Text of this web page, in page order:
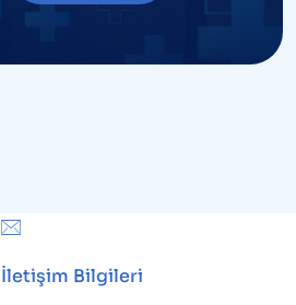
İletişim Bilgileri